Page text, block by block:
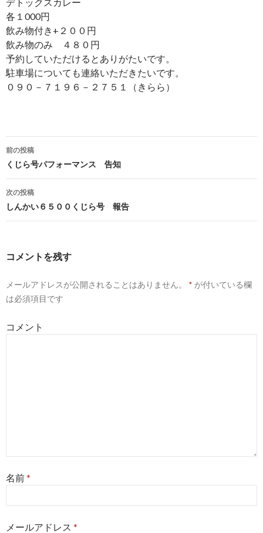
各１000円
飲み物付き+２００円
飲み物のみ ４８０円
予約していただけるとありがたいです。
駐車場についても連絡いただきたいです。
０９０－７１９６－２７５１（きらら）
投
稿
ナ
ゲ
シ
ン
前の投稿
くじら号パフォーマンス 告知
次の投稿
しんかい６５００くじら号 報告
コメントを残す
メールアドレスが公開されることはありません。 * が付いている欄
は必須項目です
コメント
名前*
メールアドレス *